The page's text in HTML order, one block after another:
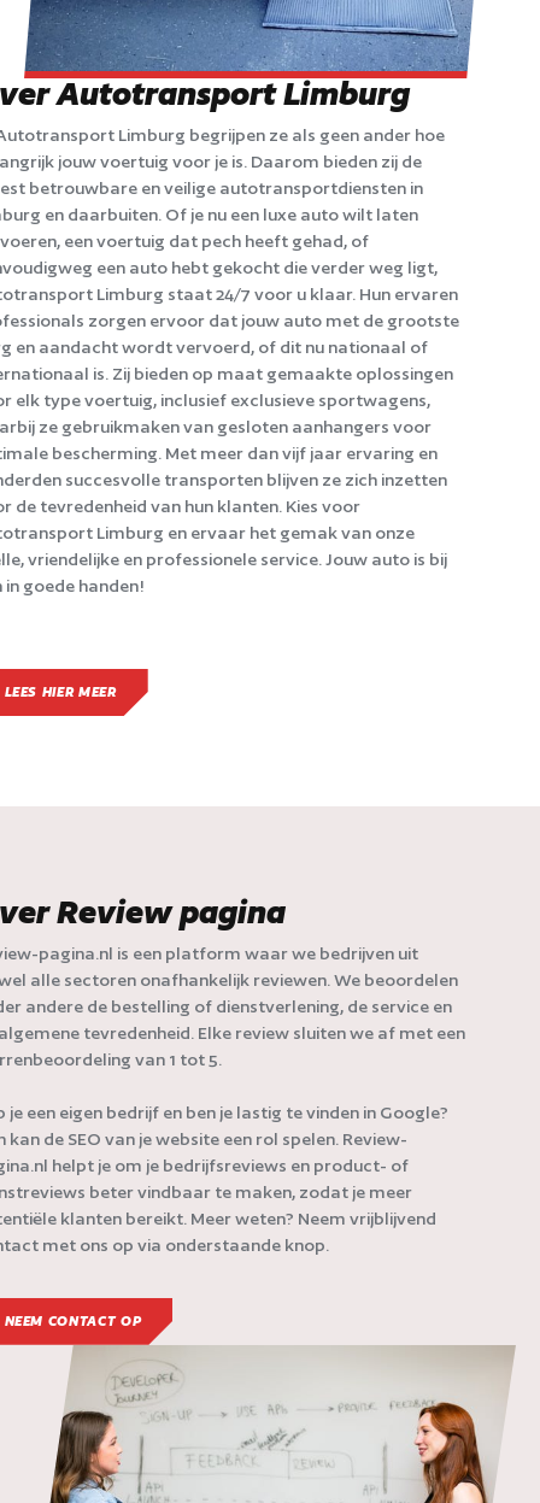
Autotransport Limburg
Limburg begrijpen ze als geen ander hoe
jouw voertuig voor je is. Daarom bieden zij de
betrouwbare en veilige autotransportdiensten in
en daarbuiten. Of je nu een luxe auto wilt laten
een voertuig dat pech heeft gehad, of
een auto hebt gekocht die verder weg ligt,
Limburg staat 24/7 voor u klaar. Hun ervaren
zorgen ervoor dat jouw auto met de grootste
en aandacht wordt vervoerd, of dit nu nationaal of
is. Zij bieden op maat gemaakte oplossingen
elk type voertuig, inclusief exclusieve sportwagens,
ze gebruikmaken van gesloten aanhangers voor
bescherming. Met meer dan vijf jaar ervaring en
succesvolle transporten blijven ze zich inzetten
de tevredenheid van hun klanten. Kies voor
Limburg en ervaar het gemak van onze
vriendelijke en professionele service. Jouw auto is bij
in goede handen!
LEES HIER MEER
Review pagina
pagina.nl is een platform waar we bedrijven uit
alle sectoren onafhankelijk reviewen. We beoordelen
andere de bestelling of dienstverlening, de service en
tevredenheid. Elke review sluiten we af met een
van 1 tot 5.
je een eigen bedrijf en ben je lastig te vinden in Google?
kan de SEO van je website een rol spelen. Review-
helpt je om je bedrijfsreviews en product- of
beter vindbaar te maken, zodat je meer
klanten bereikt. Meer weten? Neem vrijblijvend
met ons op via onderstaande knop.
NEEM CONTACT OP